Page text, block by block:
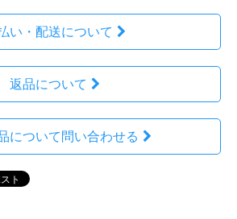
い・配送について
返品について
について問い合わせる